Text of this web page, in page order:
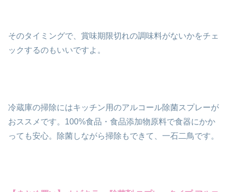
そのタイミングで、賞味期限切れの調味料がないかをチェ
ックするのもいいですよ。
冷蔵庫の掃除にはキッチン用のアルコール除菌スプレーが
おススメです。100%食品・食品添加物原料で食器にかか
っても安心。除菌しながら掃除もできて、一石二鳥です。